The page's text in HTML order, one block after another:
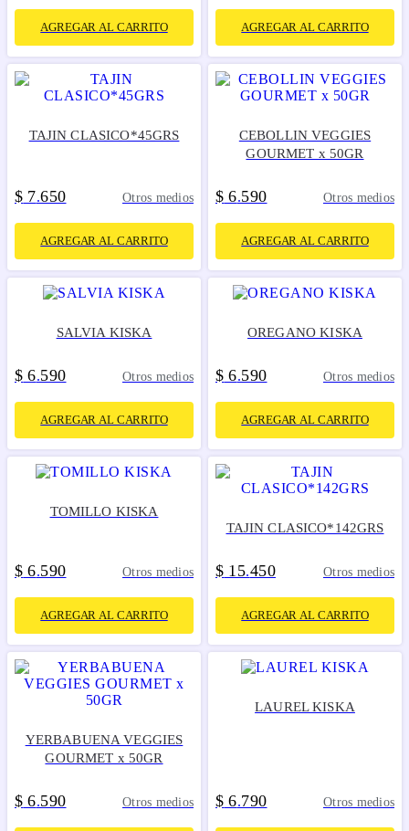
AGREGAR AL CARRITO AGREGAR AL CARRITO
TAJIN CLASICO*45GRS
$ 7.650 Otros medios
AGREGAR AL CARRITO
CEBOLLIN VEGGIES
GOURMET x 50GR
$ 6.590 Otros medios
AGREGAR AL CARRITO
SALVIA KISKA
$ 6.590 Otros medios
AGREGAR AL CARRITO
OREGANO KISKA
$ 6.590 Otros medios
AGREGAR AL CARRITO
TOMILLO KISKA
$ 6.590 Otros medios
AGREGAR AL CARRITO
TAJIN CLASICO*142GRS
$ 15.450 Otros medios
AGREGAR AL CARRITO
YERBABUENA VEGGIES
GOURMET x 50GR
$ 6.590 Otros medios
LAUREL KISKA
$ 6.790 Otros medios